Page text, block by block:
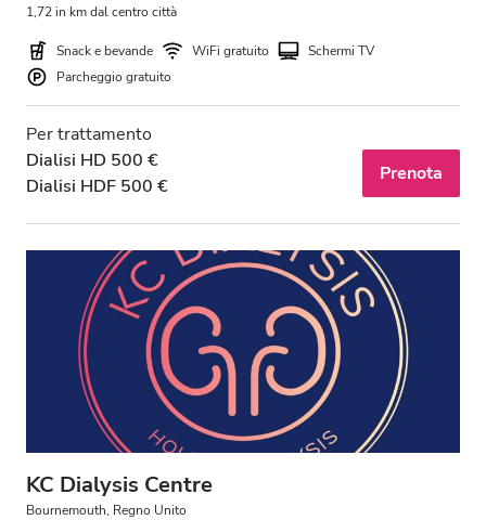
1,72 in km dal centro città
Snack e bevande WiFi gratuito
Schermi TV
Parcheggio gratuito
Per trattamento
Dialisi HD 500 €
Dialisi HDF 500 €
Prenota
KC Dialysis Centre
Bournemouth, Regno Unito